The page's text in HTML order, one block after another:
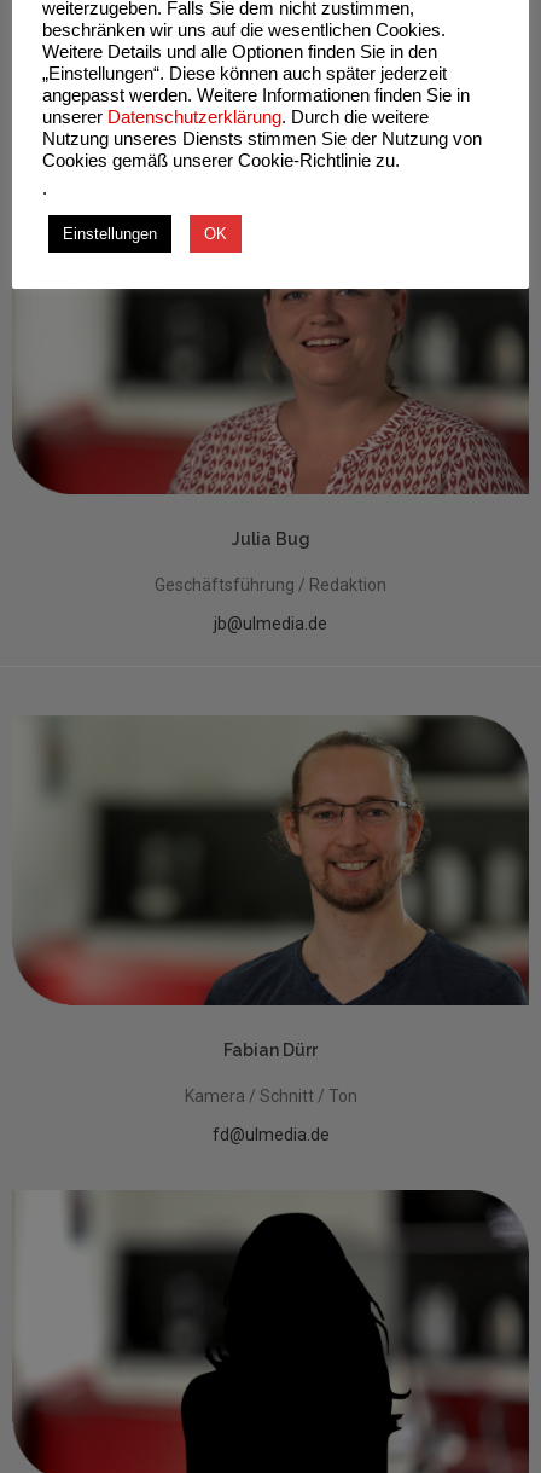
Ana Touza Suarez
Geschäftsführung / Produktion
ana@ulmedia.de
Julia Bug
Geschäftsführung / Redaktion
jb@ulmedia.de
Fabian Dürr
Kamera / Schnitt / Ton
fd@ulmedia.de
weiterzugeben. Falls Sie dem nicht zustimmen,
beschränken wir uns auf die wesentlichen Cookies.
Weitere Details und alle Optionen finden Sie in den
„Einstellungen“. Diese können auch später jederzeit
angepasst werden. Weitere Informationen finden Sie in
unserer Datenschutzerklärung. Durch die weitere
Nutzung unseres Diensts stimmen Sie der Nutzung von
Cookies gemäß unserer Cookie-Richtlinie zu.
.
Einstellungen OK